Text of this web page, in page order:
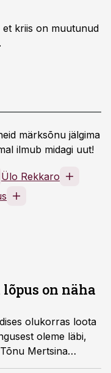
kriis on muutunud
märksõnu jälgima
ilmub midagi uut!
Ülo Rekkaro
on näha
olukorras loota
oleme läbi,
Mertsina